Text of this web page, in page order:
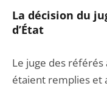
La décision du
d’État
Le juge des
étaient remplies et